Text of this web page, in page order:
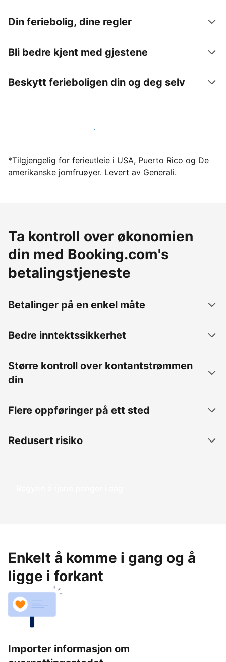
Din feriebolig, dine regler
Bli bedre kjent med gjestene
Beskytt ferieboligen din og deg selv
Lei ut ferieboligen din gjennom oss i dag
*Tilgjengelig for ferieutleie i USA, Puerto Rico og De
amerikanske jomfruøyer. Levert av Generali.
Ta kontroll over økonomien
din med Booking.com's
betalingstjeneste
Betalinger på en enkel måte
Bedre inntektssikkerhet
Større kontroll over kontantstrømmen
din
Flere oppføringer på ett sted
Redusert risiko
Begynn å tjene penger i dag
Enkelt å komme i gang og å
ligge i forkant
Importer informasjon om